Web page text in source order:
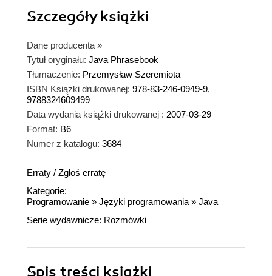
Szczegółyksiążki
Dane producenta »
Tytuł oryginału: Java Phrasebook
Tłumaczenie: Przemysław Szeremiota
ISBN Książki drukowanej: 978-83-246-0949-9,
9788324609499
Data wydania książki drukowanej : 2007-03-29
Format: B6
Numer z katalogu: 3684
Erraty / Zgłoś erratę
Kategorie:
Programowanie » Języki programowania » Java
Serie wydawnicze: Rozmówki
Spis treści książki